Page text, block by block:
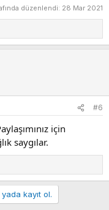
düzenlendi: 28 Mar 2021
#6
için
saygılar.
kayıt ol.